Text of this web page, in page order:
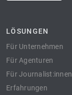
LÖSUNGEN
Für Unternehmen
Für Agenturen
Für Journalist:innen
Erfahrungen